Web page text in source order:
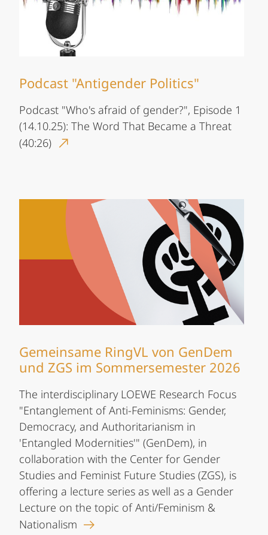
Podcast "Antigender Politics"
Podcast "Who's afraid of gender?", Episode 1
(14.10.25): The Word That Became a Threat
(40:26)
Gemeinsame RingVL von GenDem
und ZGS im Sommersemester 2026
The interdisciplinary LOEWE Research Focus
"Entanglement of Anti-Feminisms: Gender,
Democracy, and Authoritarianism in
'Entangled Modernities'" (GenDem), in
collaboration with the Center for Gender
Studies and Feminist Future Studies (ZGS), is
offering a lecture series as well as a Gender
Lecture on the topic of Anti/Feminism &
Nationalism